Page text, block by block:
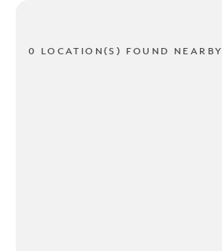
0 LOCATION(S) FOUND NEARBY